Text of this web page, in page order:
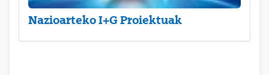
Nazioarteko I+G Proiektuak